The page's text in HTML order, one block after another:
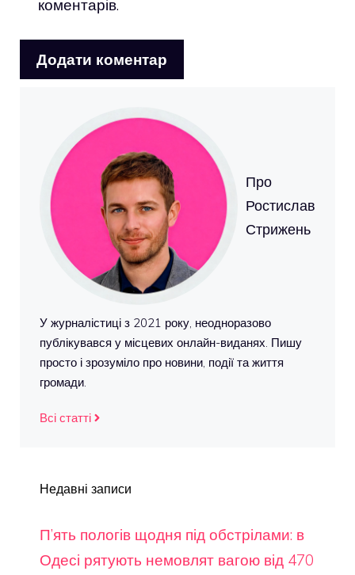
коментарів.
Про
Ростислав
Стрижень
У журналістиці з 2021 року, неодноразово
публікувався у місцевих онлайн-виданях. Пишу
просто і зрозуміло про новини, події та життя
громади.
Всі статті
Недавні записи
П’ять пологів щодня під обстрілами: в
Одесі рятують немовлят вагою від 470